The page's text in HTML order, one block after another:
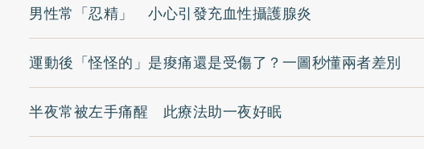
男性常「忍精」 小心引發充血性攝護腺炎
運動後「怪怪的」是痠痛還是受傷了？一圖秒懂兩者差別
半夜常被左手痛醒 此療法助一夜好眠